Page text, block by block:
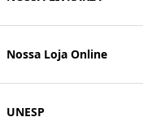
Nossa Loja Online
UNESP